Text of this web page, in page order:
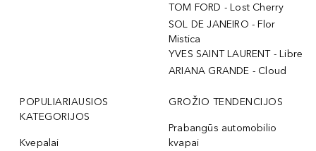
TOM FORD - Lost Cherry
SOL DE JANEIRO - Flor
Mistica
YVES SAINT LAURENT - Libre
ARIANA GRANDE - Cloud
POPULIARIAUSIOS
KATEGORIJOS
Kvepalai
GROŽIO TENDENCIJOS
Prabangūs automobilio
kvapai